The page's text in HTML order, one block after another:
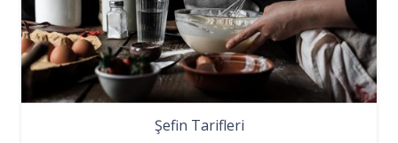
Şefin Tarifleri